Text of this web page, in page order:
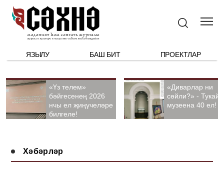
ЯЗЫЛУ БАШ БИТ ПРОЕКТЛАР
«Үз телем»
бәйгесенең 2026
нчы ел җиңүчеләре
билгеле!
«Диварлар ни
сөйли?» - Тукай
музеена 40 ел!
Хәбәрләр